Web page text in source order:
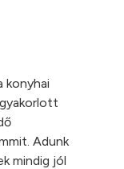
konyhai
Adunk
mindig jól